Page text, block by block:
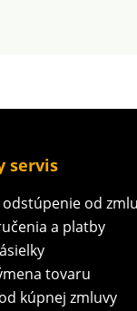
servis
od
a platby
tovaru
kúpnej zmluvy